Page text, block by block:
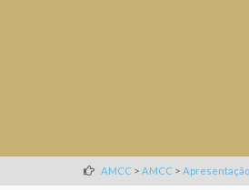
AMCC > AMCC >